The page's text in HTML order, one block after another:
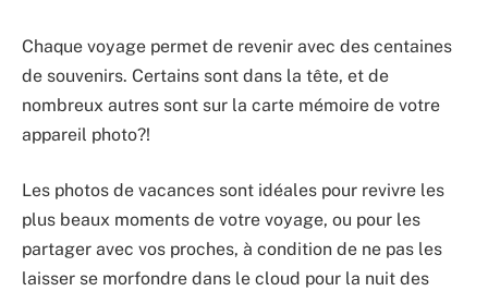
Chaque voyage permet de revenir avec des centaines
de souvenirs. Certains sont dans la tête, et de
nombreux autres sont sur la carte mémoire de votre
appareil photo?!
Les photos de vacances sont idéales pour revivre les
plus beaux moments de votre voyage, ou pour les
partager avec vos proches, à condition de ne pas les
laisser se morfondre dans le cloud pour la nuit des